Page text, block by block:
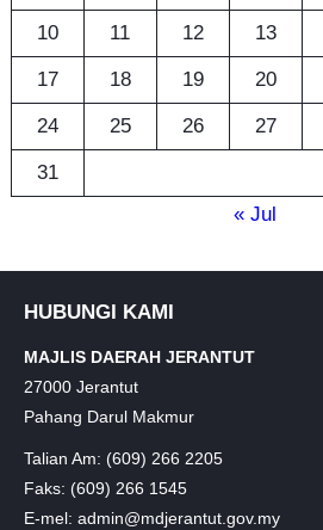
10 11 12 13
17 18 19 20
24 25 26 27
31
« Jul
HUBUNGI KAMI
MAJLIS DAERAH JERANTUT
27000 Jerantut
Pahang Darul Makmur
Talian Am: (609) 266 2205
Faks: (609) 266 1545
E-mel: admin@mdjerantut.gov.my